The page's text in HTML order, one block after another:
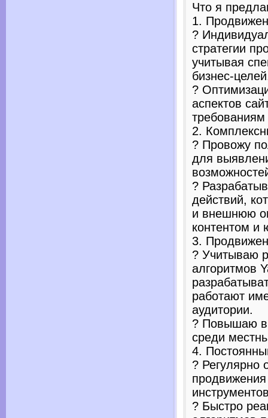
Что я
1.
?
стратегии
учитывая
бизнес-
?
аспектов
2.
? Провожу
для
?
действий,
и внешнюю
контентом и
3.
? Учитываю
алгоритмов
работают
аудитории.
? Повышаю
среди
4.
? Регулярно
? Быстро